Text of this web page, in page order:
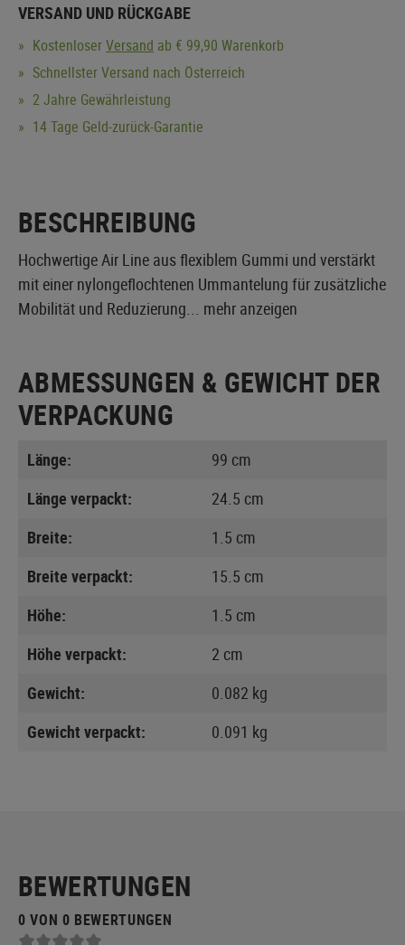
VERSAND UND RÜCKGABE
KostenloserVersand ab € 99,90 Warenkorb
Schnellster Versand nach Österreich
2 Jahre Gewährleistung
14 Tage Geld-zurück-Garantie
BESCHREIBUNG
Hochwertige Air Line aus flexiblem Gummi und verstärkt
mit einer nylongeflochtenen Ummantelung für zusätzliche
Mobilität und Reduzierung... mehr anzeigen
ABMESSUNGEN & GEWICHT DER
VERPACKUNG
Länge:
99 cm
Länge verpackt:
24.5 cm
Breite:
1.5 cm
Breite verpackt:
15.5 cm
Höhe:
1.5 cm
Höhe verpackt:
2 cm
Gewicht:
0.082 kg
Gewicht verpackt:
0.091 kg
BEWERTUNGEN
0 VON 0 BEWERTUNGEN